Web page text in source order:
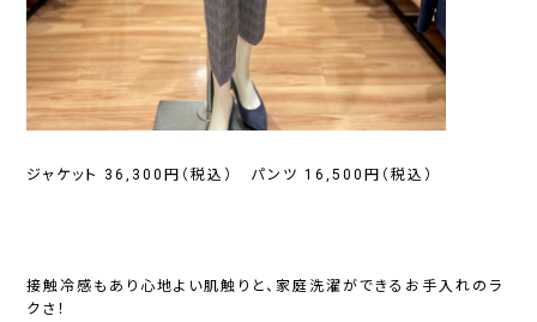
ジャケット 36,300円（税込） パンツ 16,500円（税込）
接触冷感もあり心地よい肌触りと、家庭洗濯ができるお手入れのラ
クさ！